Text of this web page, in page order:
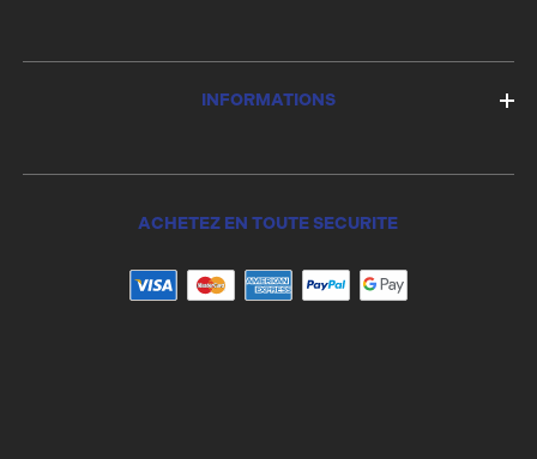
INFORMATIONS
ACHETEZ EN TOUTE SECURITE